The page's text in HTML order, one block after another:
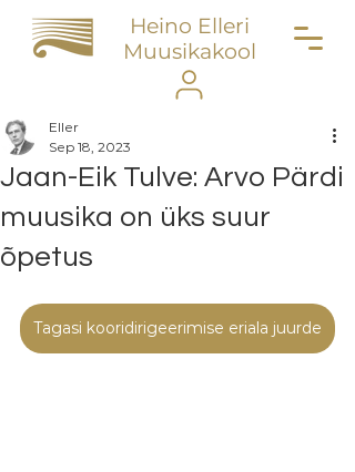
Heino Elleri
Muusikakool
Jaan-Eik Tulve: Arvo Pärdi
muusika on üks suur
õpetus
Eller
Sep 18, 2023
Tagasi kooridirigeerimise eriala juurde